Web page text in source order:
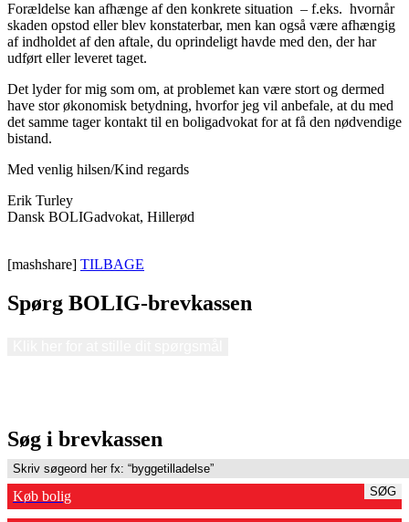
Forældelse kan afhænge af den konkrete situation – f.eks. hvornår
skaden opstod eller blev konstaterbar, men kan også være afhængig
af indholdet af den aftale, du oprindeligt havde med den, der har
udført eller leveret taget.
Det lyder for mig som om, at problemet kan være stort og dermed
have stor økonomisk betydning, hvorfor jeg vil anbefale, at du med
det samme tager kontakt til en boligadvokat for at få den nødvendige
bistand.
Med venlig hilsen/Kind regards
Erik Turley
Dansk BOLIGadvokat, Hillerød
[mashshare] TILBAGE
Spørg BOLIG-brevkassen
Søg i brevkassen
SØG
Køb bolig